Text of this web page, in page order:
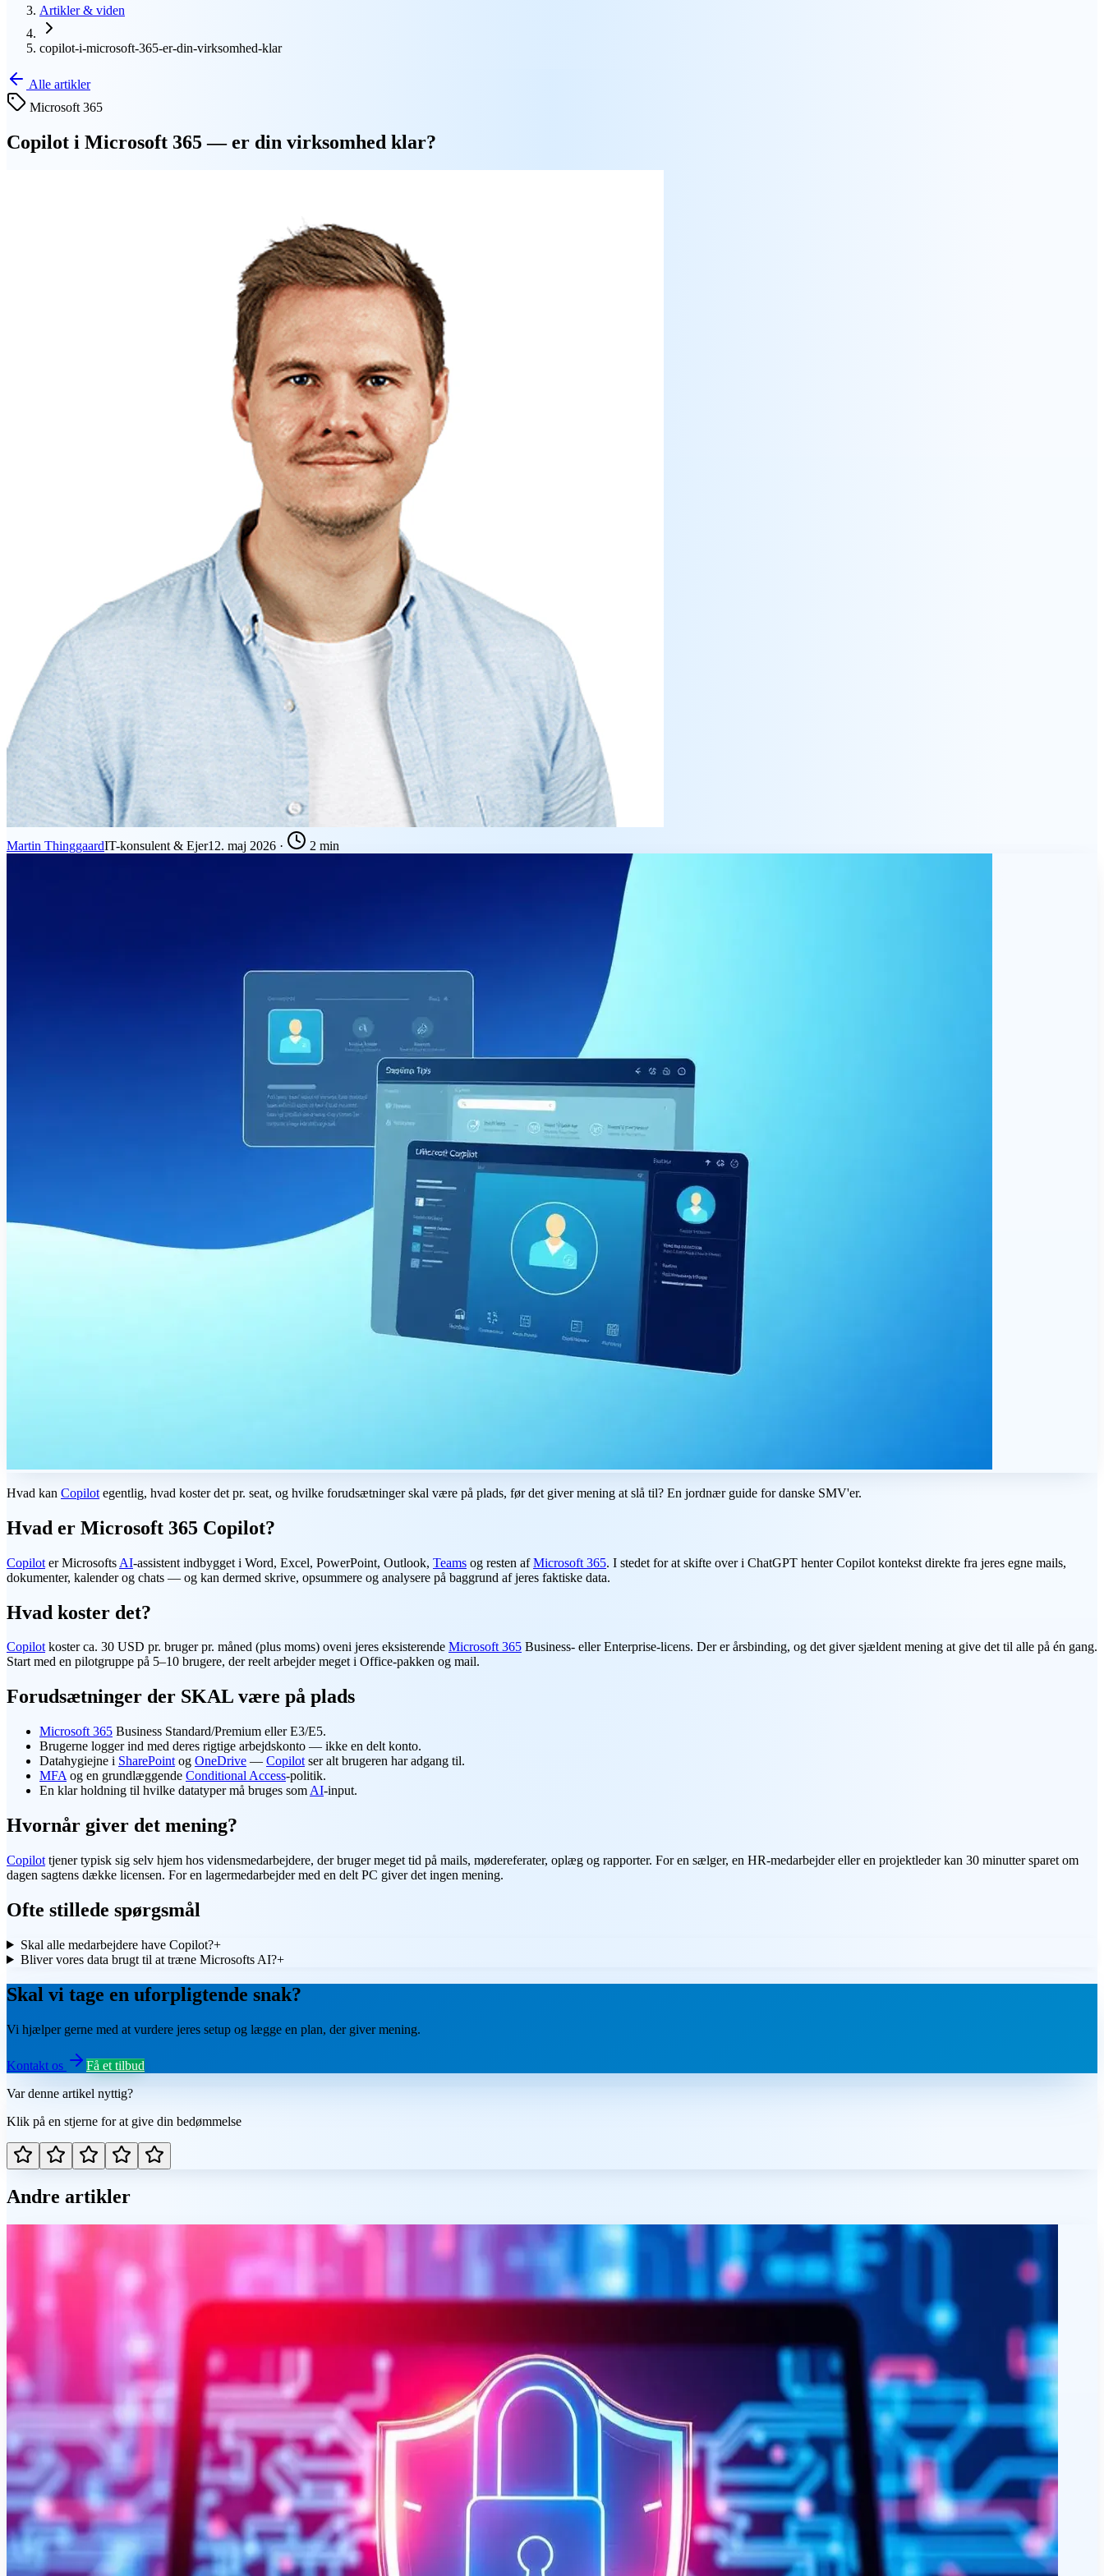
Artikler & viden
copilot-i-microsoft-365-er-din-virksomhed-klar
Alle artikler
Microsoft 365
Copilot i Microsoft 365 — er din virksomhed klar?
Martin ThinggaardIT-konsulent & Ejer12. maj 2026 · 2 min
Hvad kan Copilot egentlig, hvad koster det pr. seat, og hvilke forudsætninger skal være på plads, før det giver mening at slå til? En jordnær guide for danske SMV'er.
Hvad er Microsoft 365 Copilot?
Copilot er Microsofts AI-assistent indbygget i Word, Excel, PowerPoint, Outlook, Teams og resten afMicrosoft 365. I stedet for at skifte over i ChatGPT henter Copilot kontekst direkte fra jeres egne mails,
dokumenter, kalender og chats — og kan dermed skrive, opsummere og analysere på baggrund af jeres faktiske data.
Hvad koster det?
Copilotkoster ca. 30 USD pr. bruger pr. måned (plus moms) oveni jeres eksisterende Microsoft 365 Business- eller Enterprise-licens. Der er årsbinding, og det giver sjældent mening at give det til alle på én gang.
Start med en pilotgruppe på 5–10 brugere, der reelt arbejder meget i Office-pakken og mail.
Forudsætninger der SKAL være på plads
Microsoft 365 Business Standard/Premium eller E3/E5.
Brugerne logger ind med deres rigtige arbejdskonto — ikke en delt konto.
Datahygiejne i SharePoint og OneDrive — Copilot ser alt brugeren har adgang til.
MFA og en grundlæggende Conditional Access-politik.
En klar holdning til hvilke datatyper må bruges som AI-input.
Hvornår giver det mening?
Copilot tjener typisk sig selv hjem hos vidensmedarbejdere, der bruger meget tid på mails, mødereferater, oplæg og rapporter. For en sælger, en HR-medarbejder eller en projektleder kan 30 minutter sparet om
dagen sagtens dække licensen. For en lagermedarbejder med en delt PC giver det ingen mening.
Ofte stillede spørgsmål
Skal alle medarbejdere have Copilot?+
Bliver vores data brugt til at træne Microsofts AI?+
Skal vi tage en uforpligtende snak?
Vi hjælper gerne med at vurdere jeres setup og lægge en plan, der giver mening.
Kontakt os
Få et tilbud
Var denne artikel nyttig?
Klik på en stjerne for at give din bedømmelse
Andre artikler